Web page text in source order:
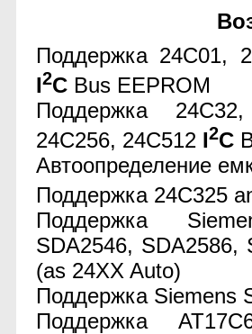
Поддержка 24С01,
I2C Bus EEPROM
Поддержка
24C256, 24C512 I2C
Автоопределение
Поддержка 24C325
Поддержка
SDA2546, SDA2586,
(as 24XX Auto)
Поддержка Siemens
Поддержка